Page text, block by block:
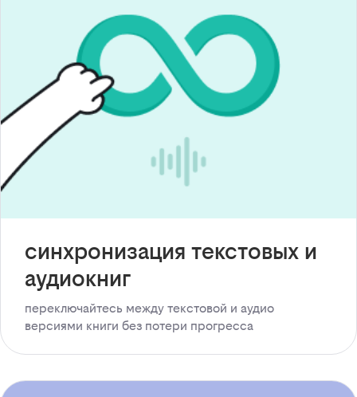
синхронизация текстовых и
аудиокниг
переключайтесь между текстовой и аудио
версиями книги без потери прогресса